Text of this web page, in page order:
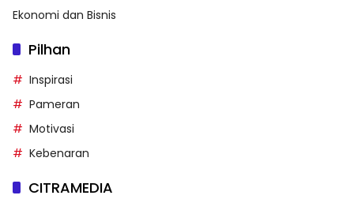
Ekonomi dan Bisnis
Pilhan
Inspirasi
Pameran
Motivasi
Kebenaran
CITRAMEDIA